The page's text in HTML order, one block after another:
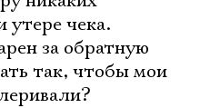
утере чека.
за обратную
так, чтобы мои